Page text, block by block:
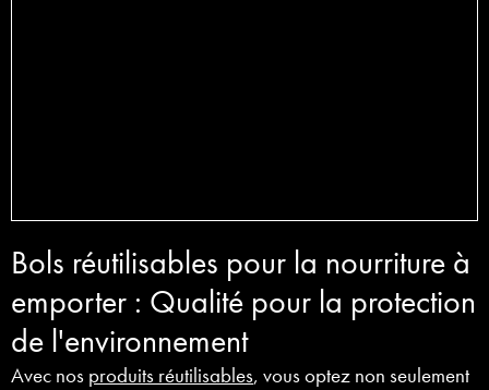
Bols réutilisables pour la nourriture à
emporter : Qualité pour la protection
de l'environnement
Avec nos produits réutilisables, vous optez non seulement